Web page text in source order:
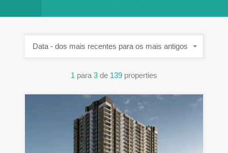
1 para 3 de 139 properties
Data - dos mais recentes para os mais antigos